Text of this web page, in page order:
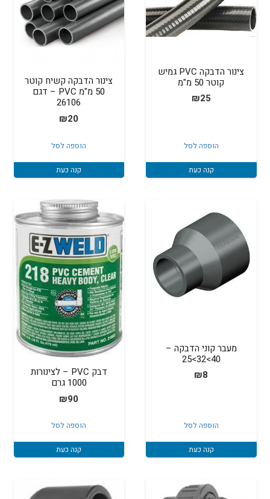
צינור הדבקה PVC גמיש
קוטר 50 מ"מ
₪25
הוספה לסל
קנה כעת
צינור הדבקה קשיח קוטר
50 מ"מ PVC – דגם
26106
₪20
הוספה לסל
קנה כעת
מעבר קוני הדבקה –
40>32>25
₪8
הוספה לסל
קנה כעת
דבק PVC – לצינורות
1000 גרם
₪90
הוספה לסל
קנה כעת